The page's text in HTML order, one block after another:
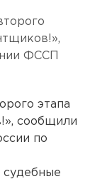
ФССП
этапа
сообщили
по
судебные